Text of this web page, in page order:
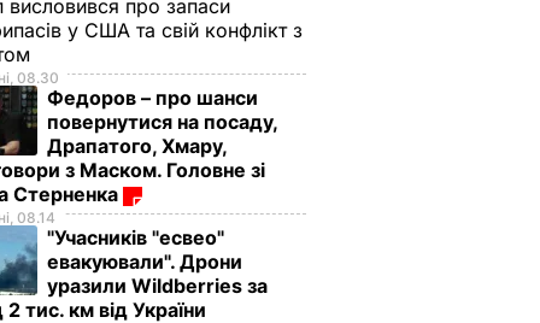
висловився про запаси
у США та свій конфлікт з
08.30
Федоров – про шанси
повернутися на посаду,
Драпатого, Хмару,
з Маском. Головне зі
Стерненка
08.14
"Учасників "есвео"
евакуювали". Дрони
уразили Wildberries за
2 тис. км від України